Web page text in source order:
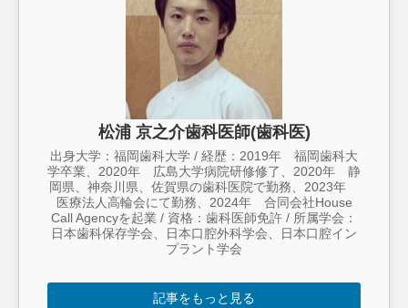
松浦 京之介歯科医師(歯科医)
出身大学：福岡歯科大学 / 経歴：2019年 福岡歯科大
学卒業、2020年 広島大学病院研修修了、2020年 静
岡県、神奈川県、佐賀県の歯科医院で勤務、2023年
医療法人高輪会にて勤務、2024年 合同会社House
Call Agencyを起業 / 資格：歯科医師免許 / 所属学会：
日本歯科保存学会、日本口腔外科学会、日本口腔イン
プラント学会
記事をもっと見る